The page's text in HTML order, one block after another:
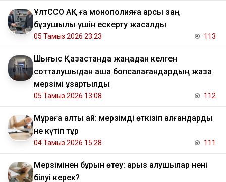
ҰлтССО АҚ ға монополияға қарсы заң
бұзушылық үшін ескерту жасалды
05 Тамыз 2026 23:23 113
Шығыс Қазақстанда жаңадан келген
сотталушыдан ақша бопсалағандардың жаза
мерзімі ұзартылды
05 Тамыз 2026 13:08 112
Мұраға алты ай: мерзімді өткізіп алғандарды
не күтіп тұр
04 Тамыз 2026 15:28 111
Мерзімінен бұрын өтеу: қарыз алушылар нені
білуі керек?